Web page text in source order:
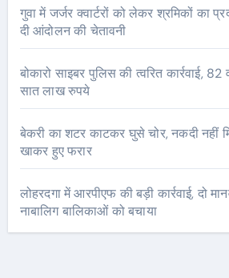
गुवा में जर्जर क्वार्टरों को लेकर श्रमिकों का
दी आंदोलन की चेतावनी
बोकारो साइबर पुलिस की त्वरित कार्रवाई, 82
सात लाख रुपये
बेकरी का शटर काटकर घुसे चोर, नकदी नहीं
खाकर हुए फरार
लोहरदगा में आरपीएफ की बड़ी कार्रवाई, दो
नाबालिग बालिकाओं को बचाया